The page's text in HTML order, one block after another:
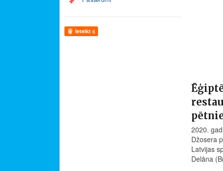
Ieteikt 6
2020.
Džosera
Latvijas
Delāna